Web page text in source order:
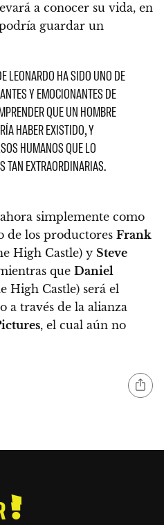
a conocer su vida, en
guardar un
LEONARDO HA SIDO UNO DE
Y EMOCIONANTES DE
QUE UN HOMBRE
HABER EXISTIDO, Y
HUMANOS QUE LO
TAN EXTRAORDINARIAS.
simplemente como
de los productores Frank
High Castle) y Steve
que Daniel
High Castle) será el
a través de la alianza
, el cual aún no